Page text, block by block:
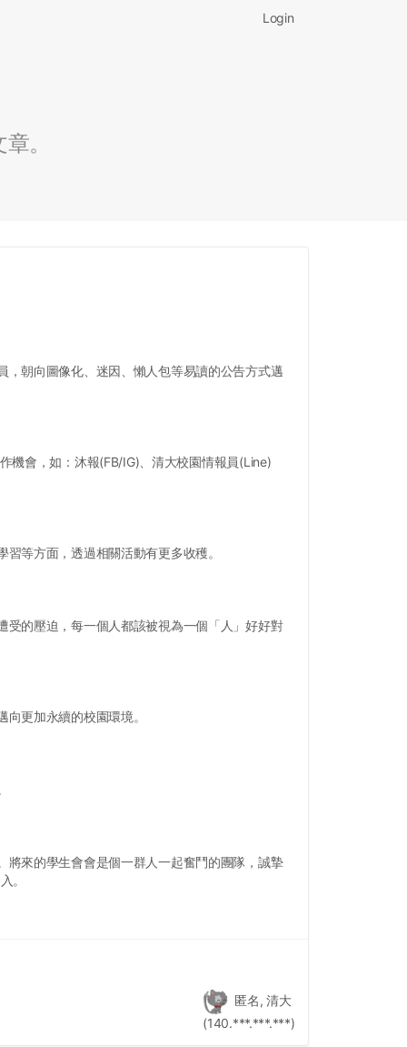
Login
。
朝向圖像化、迷因、懶人包等易讀的公告方式邁
機會，如：沐報(FB/IG)、清大校園情報員(Line)
等方面，透過相關活動有更多收穫。
受的壓迫，每一個人都該被視為一個「人」好好對
更加永續的校園環境。
將來的學生會會是個一群人一起奮鬥的團隊，誠摯
。
匿名, 清大
(140.***.***.***)